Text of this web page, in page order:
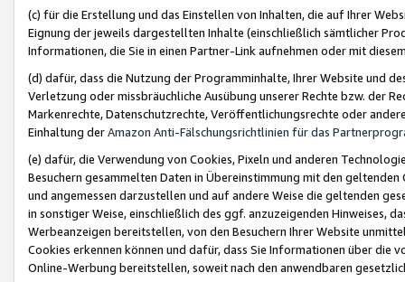
(c) für die Erstellung und das Einstellen von Inhalten, die auf Ihrer
Eignung der jeweils dargestellten Inhalte (einschließlich sämtlicher
Informationen, die Sie in einen Partner-Link aufnehmen oder mit
(d) dafür, dass die Nutzung der Programminhalte, Ihrer Website und
Verletzung oder missbräuchliche Ausübung unserer Rechte bzw. der
Markenrechte, Datenschutzrechte, Veröffentlichungsrechte oder
Einhaltung derAmazon Anti-Fälschungsrichtlinien für das
(e) dafür, die Verwendung von Cookies, Pixeln und anderen
Besuchern gesammelten Daten in Übereinstimmung mit den
und angemessen darzustellen und auf andere Weise die geltenden
in sonstiger Weise, einschließlich des ggf. anzuzeigenden Hinweises,
Werbeanzeigen bereitstellen, von den Besuchern Ihrer Website
Cookies erkennen können und dafür, dass Sie Informationen über die
Online-Werbung bereitstellen, soweit nach den anwendbaren